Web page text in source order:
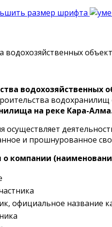
размер шрифта
водохозяйственных
на реке Кара-
деятельность
и прошнурованное
компании
официальное название